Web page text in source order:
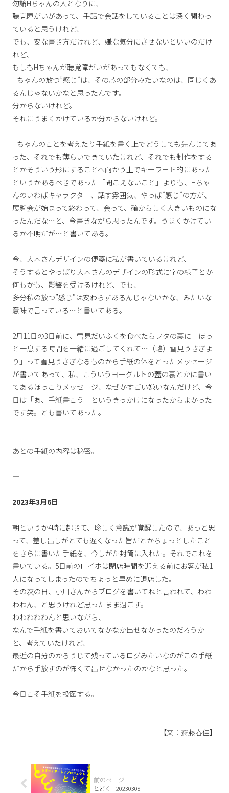
勿論Hちゃんの人となりに、
聴覚障がいがあって、手話で会話をしていることは深く関わっ
ていると思うけれど、
でも、変な書き方だけれど、嫌な気分にさせないといいのだけ
れど、
もしもHちゃんが聴覚障がいがあってもなくても、
Hちゃんの放つ”感じ”は、その芯の部分みたいなのは、同じくあ
るんじゃないかなと思ったんです。
分からないけれど。
それにうまくかけているか分からないけれど。
Hちゃんのことを考えたり手紙を書く上でどうしても先んじてあ
った、それでも薄らいできていたけれど、それでも制作をする
とかそういう形にすることへ向かう上でキーワード的にあった
というかあるべきであった「聞こえないこと」よりも、Hちゃ
んのいわばキャラクター、話す雰囲気、やっぱ”感じ”の方が、
展覧会が始まって終わって、会って、確からしく大きいものにな
ったんだな…と、今書きながら思ったんです。うまくかけてい
るか不明だが…と書いてある。
今、大木さんデザインの便箋に私が書いているけれど、
そうするとやっぱり大木さんのデザインの形式に字の様子とか
何もかも、影響を受けるけれど、でも、
多分私の放つ”感じ”は変わらずあるんじゃないかな、みたいな
意味で言っている…と書いてある。
2月11日の3日前に、雪見だいふくを食べたらフタの裏に「ほっ
と一息する時間を一緒に過ごしてくれて…（略）雪見うさぎよ
り」って雪見うさぎなるものから手紙の体をとったメッセージ
が書いてあって、私、こういうヨーグルトの蓋の裏とかに書い
てあるほっこりメッセージ、なぜかすごい嫌いなんだけど、今
日は「あ、手紙書こう」というきっかけになったからよかった
です笑。とも書いてあった。
あとの手紙の内容は秘密。
—
2023年3月6日
朝というか4時に起きて、珍しく意識が覚醒したので、あっと思
って、差し出しがとても遅くなった旨だとかちょっとしたこと
をさらに書いた手紙を、今しがた封筒に入れた。それでこれを
書いている。5日前のロイホは閉店時間を迎える前にお客が私1
人になってしまったのでちょっと早めに退店した。
その次の日、小川さんからブログを書いてねと言われて、わわ
わわん、と思うけれど思ったまま過ごす。
わわわわわんと思いながら、
なんで手紙を書いておいてなかなか出せなかったのだろうか
と、考えていたけれど、
最近の自分のかろうじて残っているログみたいなのがこの手紙
だから手放すのが怖くて出せなかったのかなと思った。
今日こそ手紙を投函する。
【文：齋藤春佳】
とどく 20230308